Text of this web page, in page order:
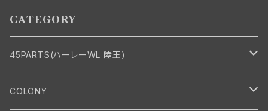
CATEGORY
45PARTS(ハーレーWL 陸王)
エンジン
COLONY